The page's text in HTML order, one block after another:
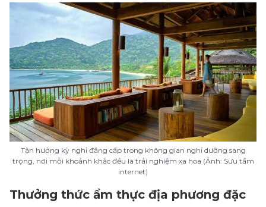
Tận hưởng kỳ nghỉ đẳng cấp trong không gian nghỉ dưỡng sang
trọng, nơi mỗi khoảnh khắc đều là trải nghiệm xa hoa (Ảnh: Sưu tầm
internet)
Thưởng thức ẩm thực địa phương đặc